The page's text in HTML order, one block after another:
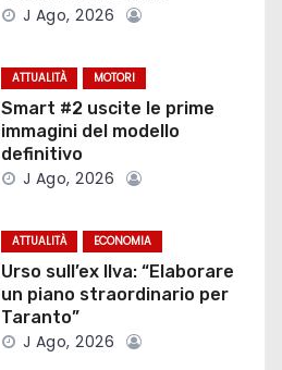
J Ago, 2026
ATTUALITÀ MOTORI
Smart #2 uscite le prime
immagini del modello
definitivo
J Ago, 2026
ATTUALITÀ ECONOMIA
Urso sull’ex Ilva: “Elaborare
un piano straordinario per
Taranto”
J Ago, 2026